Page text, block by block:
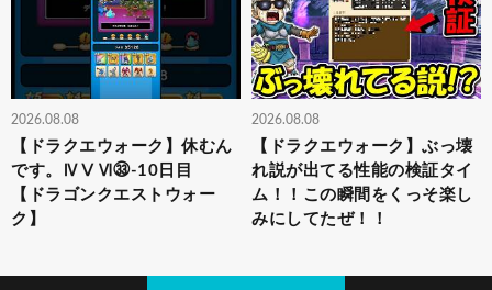
2026.08.08
【ドラクエウォーク】休むん
です。ⅣⅤⅥ㉝-10日目
【ドラゴンクエストウォー
ク】
2026.08.08
【ドラクエウォーク】ぶっ壊
れ説が出てる性能の検証タイ
ム！！この瞬間をくっそ楽し
みにしてたぜ！！